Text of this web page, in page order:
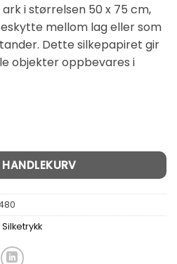
i størrelsen 50 x 75 cm,
mellom lag eller som
Dette silkepapiret gir
objekter oppbevares i
50 x 75cm - Pakke med 480
Silketrykk